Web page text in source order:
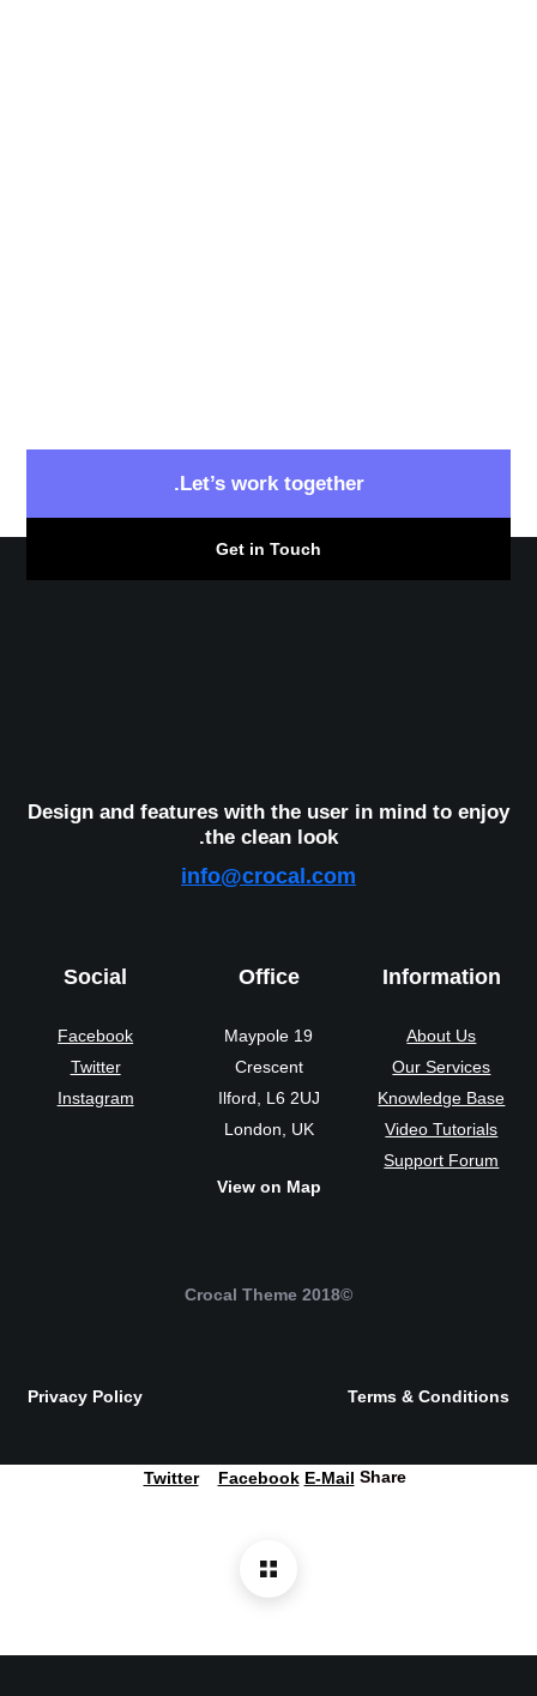
Let’s work together.
Get in Touch
Design and features with the user in mind to enjoy
the clean look.
info@crocal.com
Information
About Us
Our Services
Knowledge Base
Video Tutorials
Support Forum
Office
19 Maypole
Crescent
Ilford, L6 2UJ
London, UK
View on Map
Social
Facebook
Twitter
Instagram
©2018 Crocal Theme
Terms & Conditions
Privacy Policy
Share
E-Mail
Facebook
Twitter